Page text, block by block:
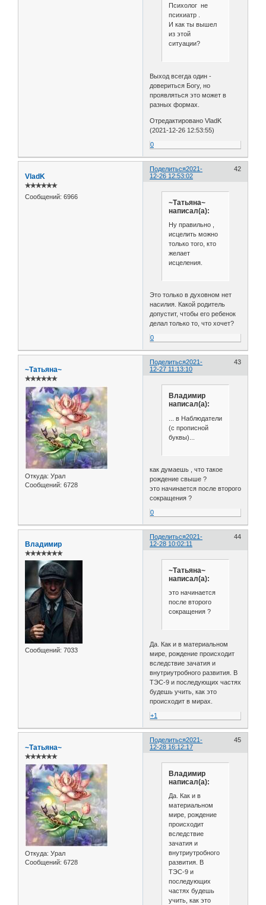
Психолог не
психиатр .
И как ты вышел
из этой
ситуации?
Выход всегда один -
довериться Богу, но
проявляться это может в
разных формах.
Отредактировано VladK
(2021-12-26 12:53:55)
0
Поделиться 42
2021-
12-26 12:53:02
VladK
✯✯✯✯✯✯
Сообщений: 6966
~Татьяна~
написал(а):
Ну правильно ,
исцелить можно
только того, кто
желает
исцеления.
Это только в духовном нет
насилия. Какой родитель
допустит, чтобы его ребенок
делал только то, что хочет?
0
Поделиться 43
2021-
12-27 11:13:10
~Татьяна~
✯✯✯✯✯✯
Откуда: Урал
Сообщений: 6728
Владимир
написал(а):
... в Наблюдатели
(с прописной
буквы)...
как думаешь , что такое
рождение свыше ?
это начинается после второго
сокращения ?
0
Поделиться 44
2021-
12-28 10:02:11
Владимир
✯✯✯✯✯✯✯
Сообщений: 7033
~Татьяна~
написал(а):
это начинается
после второго
сокращения ?
Да. Как и в материальном
мире, рождение происходит
вследствие зачатия и
внутриутробного развития. В
ТЭС-9 и последующих частях
будешь учить, как это
происходит в мирах.
+1
Поделиться 45
2021-
12-28 16:12:17
~Татьяна~
✯✯✯✯✯✯
Откуда: Урал
Сообщений: 6728
Владимир
написал(а):
Да. Как и в
материальном
мире, рождение
происходит
вследствие
зачатия и
внутриутробного
развития. В
ТЭС-9 и
последующих
частях будешь
учить, как это